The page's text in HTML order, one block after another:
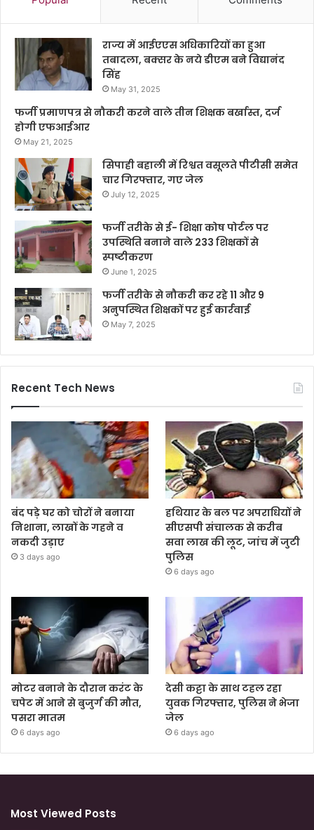
राज्य में आईएएस अधिकारियों का हुआ
तबादला, बक्सर के नये डीएम बने विद्यानंद
सिंह
May 31, 2025
फर्जी प्रमाणपत्र से नौकरी करने वाले तीन शिक्षक बर्खास्त, दर्ज
होगी एफआईआर
May 21, 2025
सिपाही बहाली में रिश्वत वसूलते पीटीसी समेत
चार गिरफ्तार, गए जेल
July 12, 2025
फर्जी तरीके से ई- शिक्षा कोष पोर्टल पर
उपस्थिति बनाने वाले 233 शिक्षकों से
स्पष्टीकरण
June 1, 2025
फर्जी तरीके से नौकरी कर रहे 11 और 9
अनुपस्थित शिक्षकों पर हुई कार्रवाई
May 7, 2025
Recent Tech News
बंद पड़े घर को चोरों ने बनाया
निशाना, लाखों के गहने व
नकदी उड़ाए
3 days ago
हथियार के बल पर अपराधियों ने
सीएसपी संचालक से करीब
सवा लाख की लूट, जांच में जुटी
पुलिस
6 days ago
मोटर बनाने के दौरान करंट के
चपेट में आने से बुजुर्ग की मौत,
पसरा मातम
6 days ago
देसी कट्टा के साथ टहल रहा
युवक गिरफ्तार, पुलिस ने भेजा
जेल
6 days ago
Most Viewed Posts